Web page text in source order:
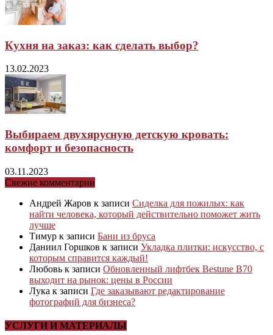
Кухня на заказ: как сделать выбор?
13.02.2023
Выбираем двухярусную детскую кровать:
комфорт и безопасность
03.11.2023
Свежие комментарии
Андрей Жаров к записи Сиделка для пожилых: как
найти человека, который действительно поможет жить
лучше
Тимур к записи Бани из бруса
Даниил Горшков к записи Укладка плитки: искусство, с
которым справится каждый!
Любовь к записи Обновленный лифтбек Bestune B70
выходит на рынок: цены в России
Лука к записи Где заказывают редактирование
фотографий для бизнеса?
УСЛУГИ И МАТЕРИАЛЫ